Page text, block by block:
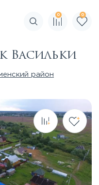
Поиск по сайту
0 0
Васильки
район